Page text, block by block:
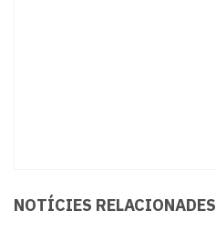
NOTÍCIES RELACIONADES